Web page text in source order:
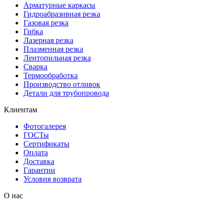
Арматурные каркасы
Гидроабразивная резка
Газовая резка
Гибка
Лазерная резка
Плазменная резка
Лентопильная резка
Сварка
Термообработка
Производство отливок
Детали для трубопровода
Клиентам
Фотогалерея
ГОСТы
Сертификаты
Оплата
Доставка
Гарантии
Условия возврата
О нас